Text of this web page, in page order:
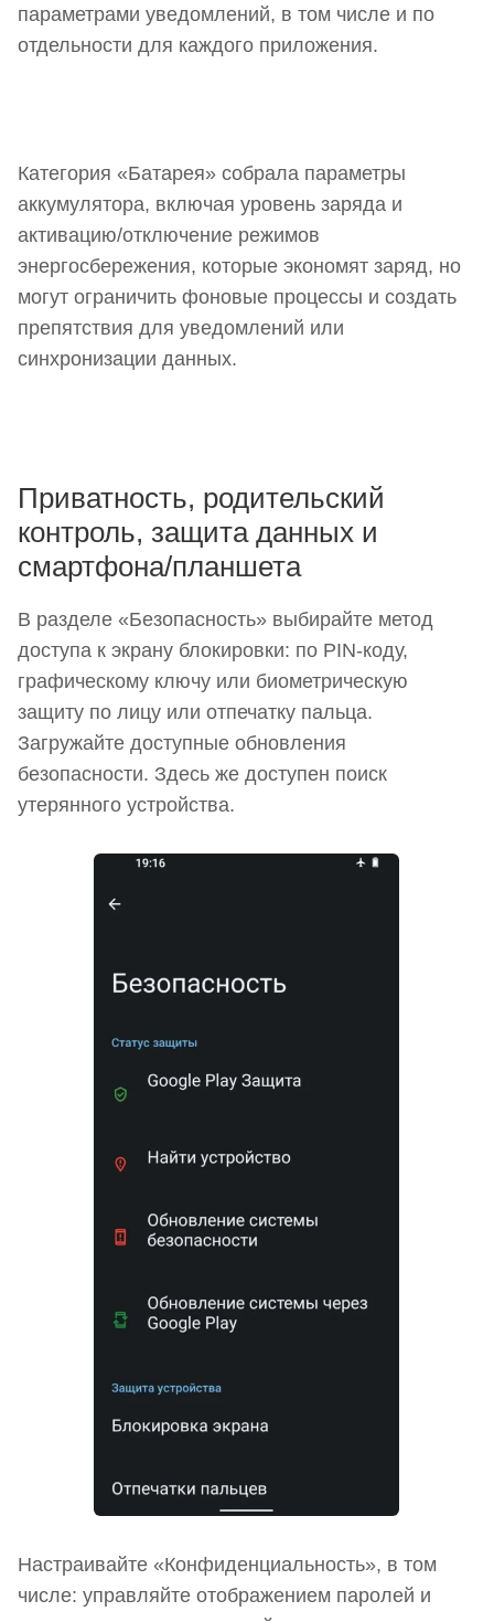
параметрами уведомлений, в том числе и по
отдельности для каждого приложения.
Категория «Батарея» собрала параметры
аккумулятора, включая уровень заряда и
активацию/отключение режимов
энергосбережения, которые экономят заряд, но
могут ограничить фоновые процессы и создать
препятствия для уведомлений или
синхронизации данных.
Приватность, родительский
контроль, защита данных и
смартфона/планшета
В разделе «Безопасность» выбирайте метод
доступа к экрану блокировки: по PIN-коду,
графическому ключу или биометрическую
защиту по лицу или отпечатку пальца.
Загружайте доступные обновления
безопасности. Здесь же доступен поиск
утерянного устройства.
Настраивайте «Конфиденциальность», в том
числе: управляйте отображением паролей и